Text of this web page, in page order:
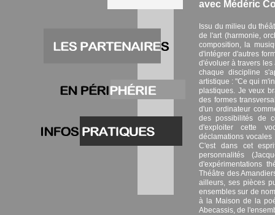
avec Médéric
Issu du milieu du
de l'art (harmonie,
composition, la
d'intégrer d'autres
d'évoluer à travers les
chaque discipline
artistique : "Ce qui
plastiques. Je veux
des formes
d'un ordinateur
des possibilités de
d'exploiter cette
déclamations
C'est dans cet
personnalités
d'expérimentations
Théâtre des
ailleurs, ses pièces
ensembles sur de
à la Maison de la
Abecassis, de